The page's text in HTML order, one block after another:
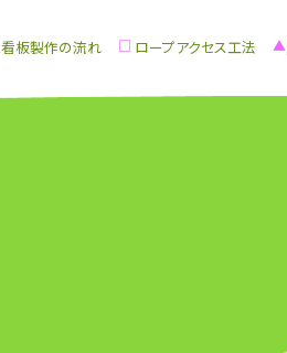
看板製作の流れ ロープアクセス工法